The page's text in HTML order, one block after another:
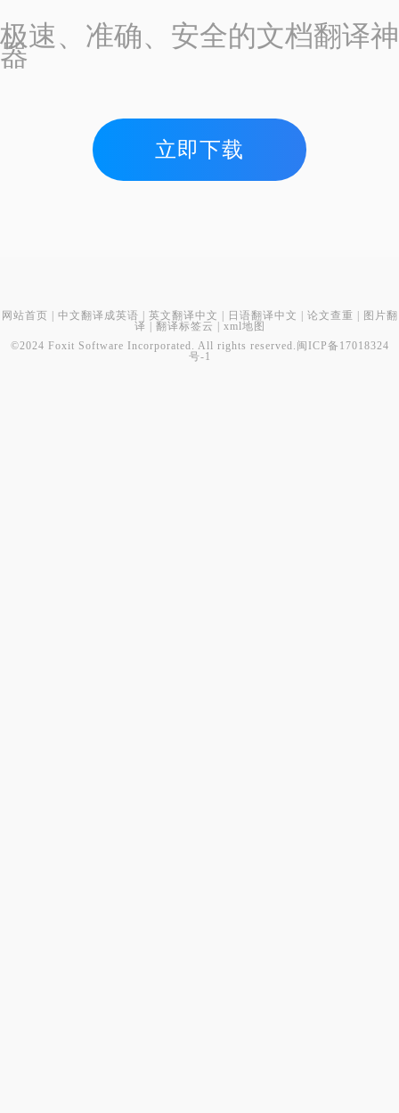
极速、准确、安全的文档翻译神
器
立即下载
网站首页 中文翻译成英语 英文翻译中文 日语翻译中文 论文查重
图片翻
译
翻译标签云
xml地图
©2024 Foxit Software Incorporated. All rights reserved. 闽ICP备17018324
号-1